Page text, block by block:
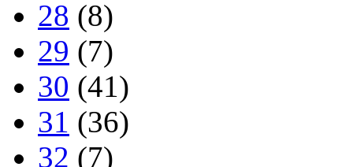
28 (8)
29 (7)
30 (41)
31 (36)
32 (7)